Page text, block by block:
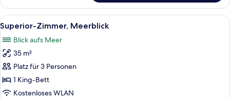
Zimmer,
Meerblick
Alle
Fotos
für
Superior-
Zimmer,
Meerblick
anzeigen
Ein modernes Hotelzimmer mit
9
Superior-Zimmer, Meerblick
Blick aufs Meer
35 m²
Platz für 3 Personen
1 King-Bett
Kostenloses WLAN